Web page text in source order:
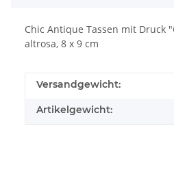
Chic Antique Tassen mit Druck
altrosa, 8 x 9 cm
Versandgewicht:
Artikelgewicht: